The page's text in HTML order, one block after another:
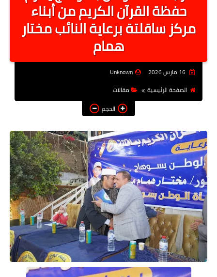
أخبار الرياصة
الطب البديل
منوعات
اخبار فنيه
التعليم
الصحه
الطقس
معلومه قانونيه
تكنولوجيا المعلومات
حوادث وقضايا
خدمات
الصحه والجمال
حفظة القرآن الكريم من أبناء
مركز ساقلتة برعاية النائب مختار
همام
16 مارس 2026
Unknown
الصفحة الرئيسية
مقالات
الحجم